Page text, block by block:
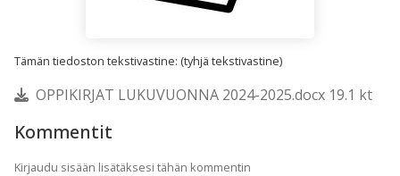
Tämän tiedoston tekstivastine: (tyhjä tekstivastine)
OPPIKIRJAT LUKUVUONNA 2024-2025.docx 19.1 kt
Kommentit
Kirjaudu sisään lisätäksesi tähän kommentin